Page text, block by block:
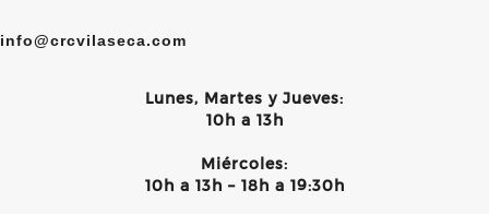
info@crcvilaseca.com
Lunes, Martes y Jueves:
10h a 13h
Miércoles:
10h a 13h – 18h a 19:30h